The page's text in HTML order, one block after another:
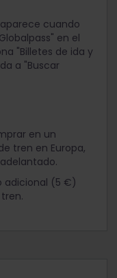
cuando
en el
"Billetes de ida y
a "Buscar
en un
tren en Europa,
adicional (5 €)